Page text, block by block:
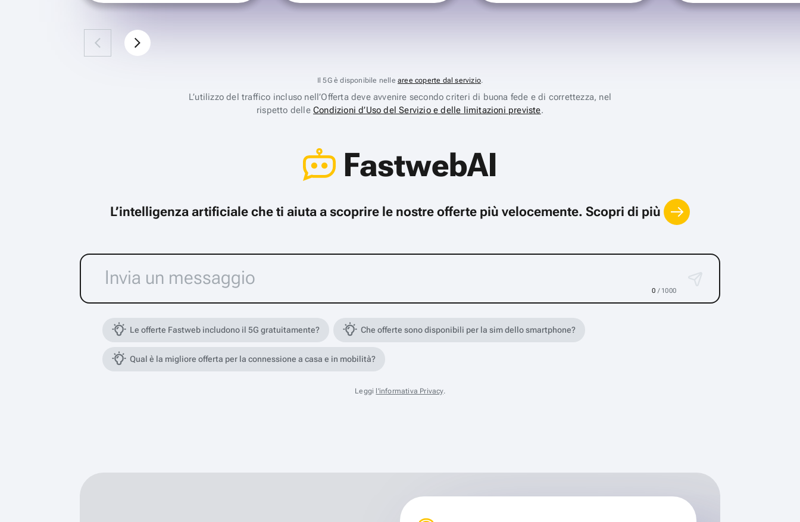
Il 5G è disponibile nelle aree coperte dal servizio.
L’utilizzo del traffico incluso nell’Offerta deve avvenire secondo criteri di buona fede e di correttezza, nel
rispetto delleCondizioni d’Uso del Servizio e delle limitazioni previste.
FastwebAI
L’intelligenza artificiale che ti aiuta a scoprire le nostre offerte più velocemente. Scopri di più
0 / 1000
Le offerte Fastweb includono il 5G gratuitamente? Che offerte sono disponibili per la sim dello smartphone?
Qual è la migliore offerta per la connessione a casa e in mobilità?
Leggi l'informativa Privacy.